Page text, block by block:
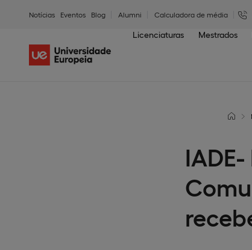
Notícias Eventos Blog Alumni Calculadora de média
Licenciaturas Mestrados